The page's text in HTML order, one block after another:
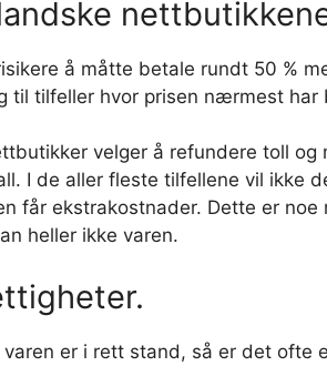
å måtte betale rundt 50 %
til tilfeller hvor prisen nærmest
velger å refundere toll
I de aller fleste tilfellene vil ikke
får ekstrakostnader. Dette er
heller ikke varen.
varen er i rett stand, så er det ofte